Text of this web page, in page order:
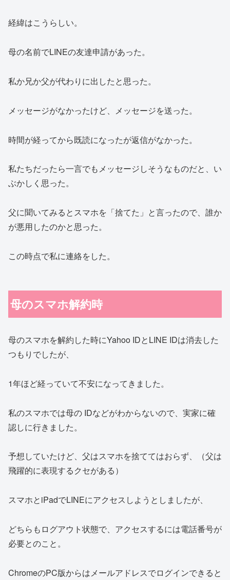
経緯はこうらしい。
母の名前でLINEの友達申請があった。
私か兄か父が代わりに出したと思った。
メッセージがなかったけど、メッセージを送った。
時間が経ってから既読になったが返信がなかった。
私たちだったら一言でもメッセージしそうなものだと、い
ぶかしく思った。
父に聞いてみるとスマホを「捨てた」と言ったので、誰か
が悪用したのかと思った。
この時点で私に連絡をした。
母のスマホ解約時
母のスマホを解約した時にYahoo IDとLINE IDは消去した
つもりでしたが、
1年ほど経っていて不安になってきました。
私のスマホでは母の IDなどがわからないので、実家に確
認しに行きました。
予想していたけど、父はスマホを捨ててはおらず、（父は
飛躍的に表現するクセがある）
スマホとiPadでLINEにアクセスしようとしましたが、
どちらもログアウト状態で、アクセスするには電話番号が
必要とのこと。
ChromeのPC版からはメールアドレスでログインできると